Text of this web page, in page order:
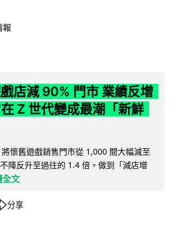
報
店減 90% 門市 業績反增
Z 世代變成最潮「新鮮
懷舊遊戲銷售門市從 1,000 間大幅減至
降反升至過往的 1.4 倍。做到「減店增
全文
分享